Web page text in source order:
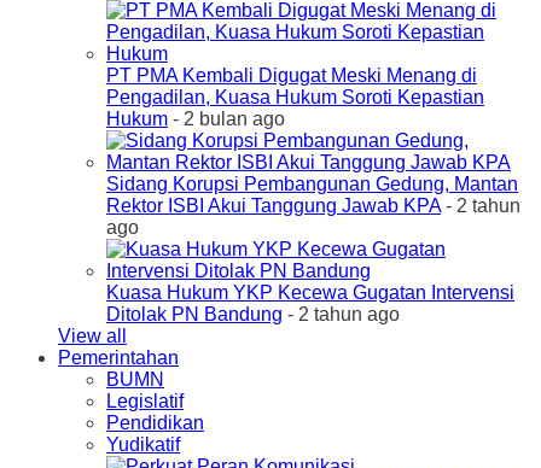
PT PMA Kembali Digugat Meski Menang di
Pengadilan, Kuasa Hukum Soroti Kepastian
Hukum - 2 bulan ago
Sidang Korupsi Pembangunan Gedung, Mantan
Rektor ISBI Akui Tanggung Jawab KPA- 2 tahun
ago
Kuasa Hukum YKP Kecewa Gugatan Intervensi
Ditolak PN Bandung - 2 tahun ago
View all
Pemerintahan
BUMN
Legislatif
Pendidikan
Yudikatif